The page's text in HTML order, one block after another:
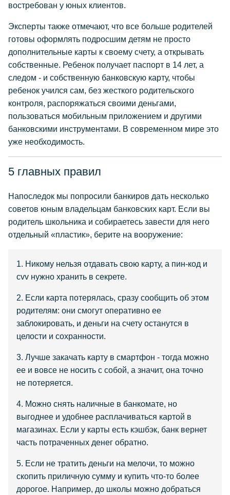
востребован у юных клиентов.
Эксперты также отмечают, что все больше родителей
готовы оформлять подросшим детям не просто
дополнительные карты к своему счету, а открывать
собственные. Ребенок получает паспорт в 14 лет, а
следом - и собственную банковскую карту, чтобы
ребенок учился сам, без жесткого родительского
контроля, распоряжаться своими деньгами,
пользоваться мобильным приложением и другими
банковскими инструментами. В современном мире это
уже необходимость.
5 главных правил
Напоследок мы попросили банкиров дать несколько
советов юным владельцам банковских карт. Если вы
родитель школьника и собираетесь завести для него
отдельный «пластик», берите на вооружение:
1. Никому нельзя отдавать свою карту, а пин-код и
cvv нужно хранить в секрете.
2. Если карта потерялась, сразу сообщить об этом
родителям: они смогут оперативно ее
заблокировать, и деньги на счету останутся в
целости и сохранности.
3. Лучше закачать карту в смартфон - тогда можно
ее и вовсе не носить с собой, а значит, она точно
не потеряется.
4. Можно снять наличные в банкомате, но
выгоднее и удобнее расплачиваться картой в
магазинах. Если у карты есть кэшбэк, банк вернет
часть потраченных денег обратно.
5. Если не тратить деньги на мелочи, то можно
скопить приличную сумму и купить что-то более
дорогое. Например, до школы можно добраться